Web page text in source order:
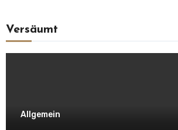
Versäumt
Allgemein